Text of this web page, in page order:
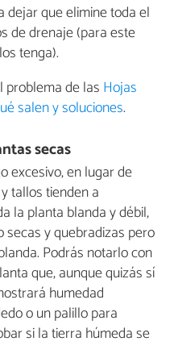
dejar que elimine toda el
de drenaje (para este
tenga).
problema de las Hojas
salen y soluciones.
secas
excesivo, en lugar de
tallos tienden a
la planta blanda y débil,
y quebradizas pero
Podrás notarlo con
que, aunque quizás sí
humedad
o un palillo para
si la tierra húmeda se